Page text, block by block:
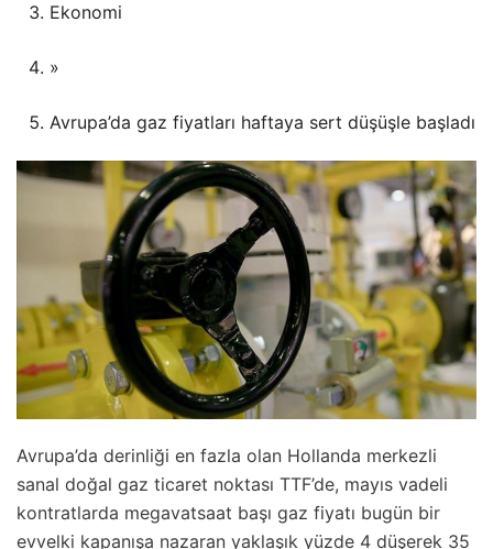
Ekonomi
»
Avrupa’da gaz fiyatları haftaya sert düşüşle başladı
Avrupa’da derinliği en fazla olan Hollanda merkezli
sanal doğal gaz ticaret noktası TTF’de, mayıs vadeli
kontratlarda megavatsaat başı gaz fiyatı bugün bir
evvelki kapanışa nazaran yaklaşık yüzde 4 düşerek 35